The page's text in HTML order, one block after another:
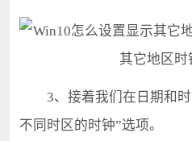
3、接着我们在日期和时
不同时区的时钟”选项。